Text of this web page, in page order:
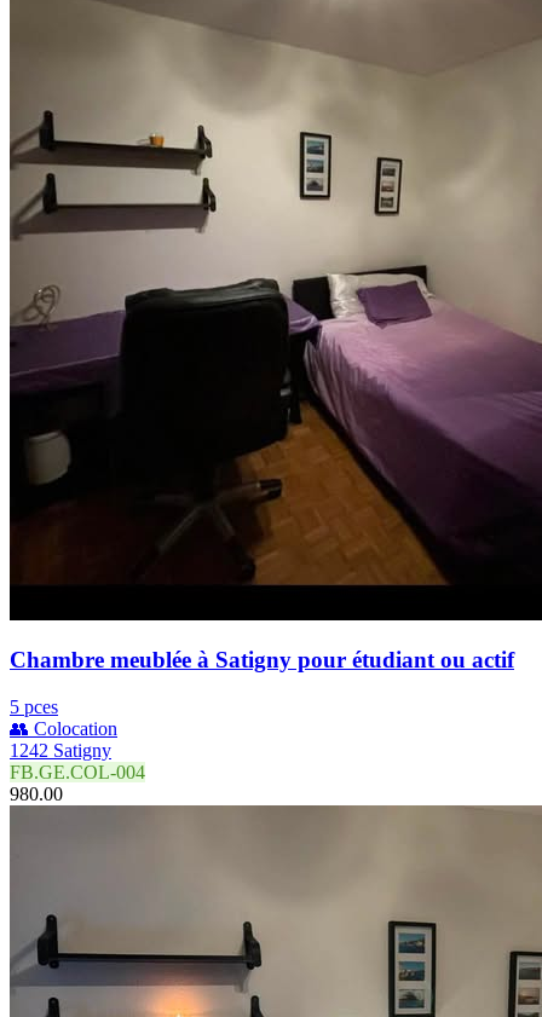
Chambre meublée à Satigny pour étudiant ou actif
5 pces
👥 Colocation
1242 Satigny
FB.GE.COL-004
980.00